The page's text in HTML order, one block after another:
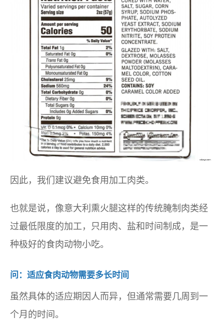
因此，我们建议避免食用加工肉类。
也就是说，像意大利熏火腿这样的传统腌制肉类经
过最低限度的加工，只用肉、盐和时间制成，是一
种极好的食肉动物小吃。
问：适应食肉动物需要多长时间
虽然具体的适应期因人而异，但通常需要几周到一
个月的时间。